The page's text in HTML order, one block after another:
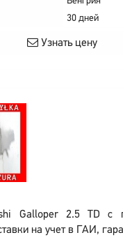
30 дней
Узнать цену
Galloper 2.5 TD с
на учет в ГАИ,